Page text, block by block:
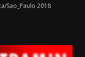
Sao_Paulo 2018